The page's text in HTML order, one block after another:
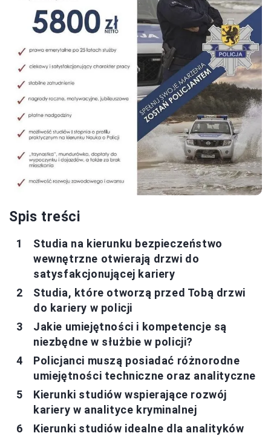
Spis treści
Studia na kierunku bezpieczeństwo
wewnętrzne otwierają drzwi do
satysfakcjonującej kariery
Studia, które otworzą przed Tobą drzwi
do kariery w policji
Jakie umiejętności i kompetencje są
niezbędne w służbie w policji?
Policjanci muszą posiadać różnorodne
umiejętności techniczne oraz analityczne
Kierunki studiów wspierające rozwój
kariery w analityce kryminalnej
Kierunki studiów idealne dla analityków